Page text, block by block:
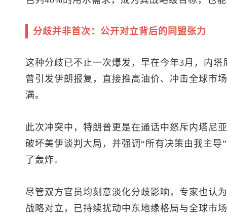
分歧并非首次：公开对立背后的同盟张力
这种分歧已不止一次爆发，早在今年3月，内
曾引发伊朗报复，直接推高油价、冲击全球市
满。
此次冲突中，特朗普更是在通话中怒斥内塔尼
破坏美伊谈判大局，并强调“所有决策由我主
了轰炸。
尽管双方官员均刻意淡化分歧影响，专家也认
战略对立，已持续扰动中东地缘格局与全球市